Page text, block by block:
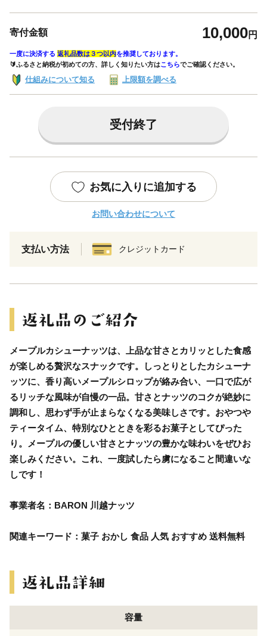
寄付金額 10,000円
一度に決済する 返礼品数は３つ以内を推奨しております。
🔰ふるさと納税が初めての方、詳しく知りたい方はこちらでご確認ください。
仕組みについて知る 上限額を調べる
受付終了
お気に入りに追加する
お問い合わせについて
支払い方法 クレジットカード
メープルカシューナッツは、上品な甘さとカリッとした食感
が楽しめる贅沢なスナックです。しっとりとしたカシューナ
ッツに、香り高いメープルシロップが絡み合い、一口で広が
るリッチな風味が自慢の一品。甘さとナッツのコクが絶妙に
調和し、思わず手が止まらなくなる美味しさです。おやつや
ティータイム、特別なひとときを彩るお菓子としてぴった
り。メープルの優しい甘さとナッツの豊かな味わいをぜひお
楽しみください。これ、一度試したら虜になること間違いな
しです！
事業者名：BARON 川越ナッツ
関連キーワード：菓子 おかし 食品 人気 おすすめ 送料無料
容量